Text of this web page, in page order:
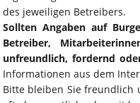
des jeweiligen Betreibers.
Sollten Angaben auf
Betreiber,
unfreundlich, fordernd
Informationen aus dem
Bitte bleiben Sie freundlich